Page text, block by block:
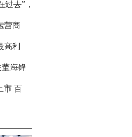
去”，
漫游费取消套餐仍收费43个月 三大运营商的“糊
招商蛇口：拟发行10亿元公司债券 最高利率3.8％
海南云锋拓海基金中心入股薇娅丈夫董海锋所在
16.18万元起 北京现代第五代途胜L上市 百公里油耗